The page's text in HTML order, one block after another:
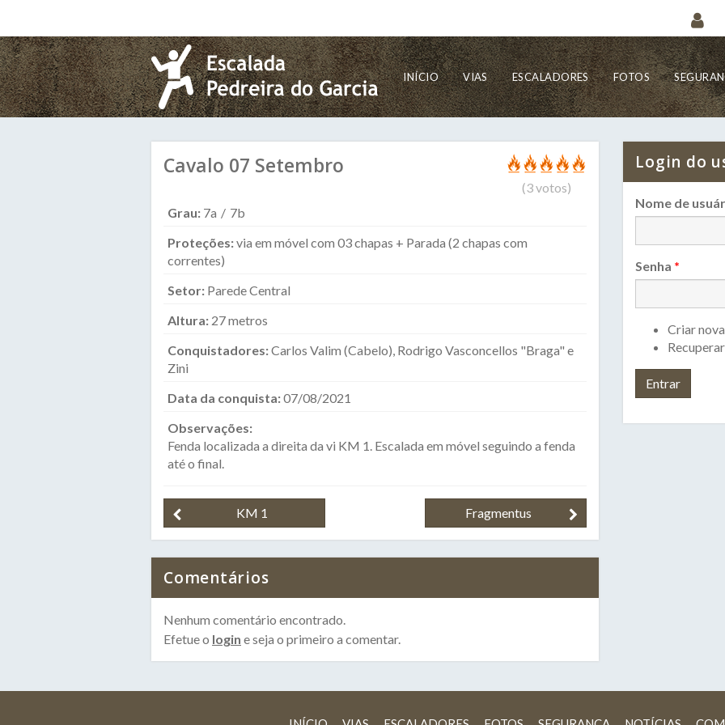
INÍCIO VIAS ESCALADORES FOTOS
Cavalo 07 Setembro
(3votos)
Grau: 7a
7b
Proteções:via em móvel com 03 chapas + Parada (2 chapas com
correntes)
Setor: Parede Central
Altura: 27 metros
Conquistadores:Carlos Valim (Cabelo), Rodrigo Vasconcellos "Braga" e
Zini
Data da conquista:07/08/2021
Observações:
Fenda localizada a direita da vi KM 1. Escalada em móvel seguindo a fenda
até o final.
KM 1 Fragmentus
Comentários
Nenhum comentário encontrado.
Efetue o login e seja o primeiro a comentar.
Login do
Nome de
Senha *
Criar